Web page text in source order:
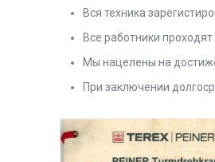
Вся техника
Все работники
Мы нацелены на
При заключении